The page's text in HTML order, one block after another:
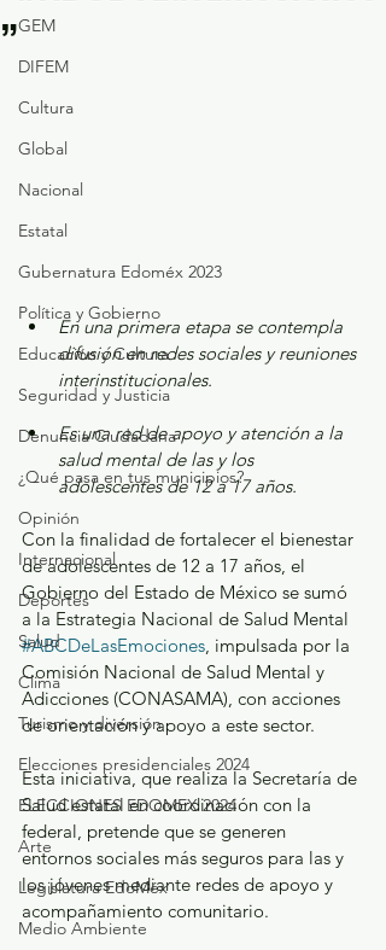
GEM
DIFEM
Cultura
Global
Nacional
Estatal
Gubernatura Edoméx 2023
Política y Gobierno
Educación y Cultura
Seguridad y Justicia
Denuncia Ciudadana
¿Qué pasa en tus municipios?
Opinión
Internacional
Deportes
Salud
Clima
Turismo y diversión
Elecciones presidenciales 2024
ELECCIONES EDOMEX 2024
Arte
Legislatura EdoMéx
Medio Ambiente
”
En una primera etapa se contempla
difusión en redes sociales y reuniones
interinstitucionales.
Es una red de apoyo y atención a la
salud mental de las y los
adolescentes de 12 a 17 años.
Con la finalidad de fortalecer el bienestar
de adolescentes de 12 a 17 años, el
Gobierno del Estado de México se sumó
a la Estrategia Nacional de Salud Mental
#ABCDeLasEmociones, impulsada por la
Comisión Nacional de Salud Mental y
Adicciones (CONASAMA), con acciones
de orientación y apoyo a este sector.
Esta iniciativa, que realiza la Secretaría de
Salud estatal en coordinación con la
federal, pretende que se generen
entornos sociales más seguros para las y
los jóvenes mediante redes de apoyo y
acompañamiento comunitario.